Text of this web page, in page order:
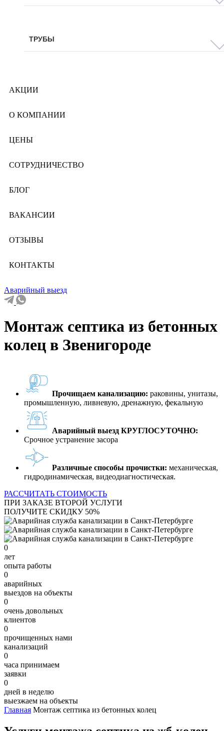
ТРУБЫ
АКЦИИ
О КОМПАНИИ
ЦЕНЫ
СОТРУДНИЧЕСТВО
БЛОГ
ВАКАНСИИ
ОТЗЫВЫ
КОНТАКТЫ
Аварийный выезд
Монтаж септика из бетонных
колец в Звенигороде
Прочищаем канализацию: раковины, унитазы,
промышленную, ливневую, дренажную, фекальную
Аварийный выезд КРУГЛОСУТОЧНО:
Срочное устранение засора
Различные способы прочистки: механическая,
гидродинамическая, видеодиагностическая.
РАССЧИТАТЬ СТОИМОСТЬ
ПРИ ЗАКАЗЕ ВТОРОЙ УСЛУГИ
ПОЛУЧИТЕ СКИДКУ 50%
0
лет
опыта работы
0
аварийных
выездов на объекты
0
очень довольных
клиентов
0
прочищенных нами
канализаций
0
часа принимаем
заявки
0
дней в неделю
выезжаем на объекты
Главная Монтаж септика из бетонных колец